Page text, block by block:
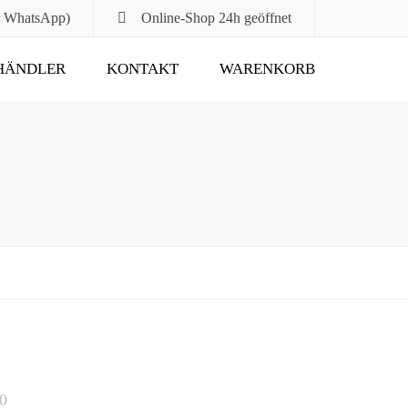
WhatsApp) Online-Shop 24h geöffnet
Submit
KONTAKT WARENKORB